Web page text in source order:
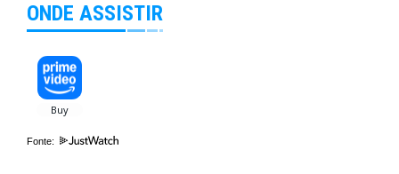
ONDE ASSISTIR
Fonte: